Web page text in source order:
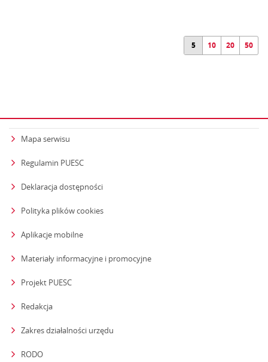
5 10 20 50
Mapa serwisu
Regulamin PUESC
Deklaracja dostępności
Polityka plików cookies
Aplikacje mobilne
Materiały informacyjne i promocyjne
Projekt PUESC
Redakcja
Zakres działalności urzędu
RODO